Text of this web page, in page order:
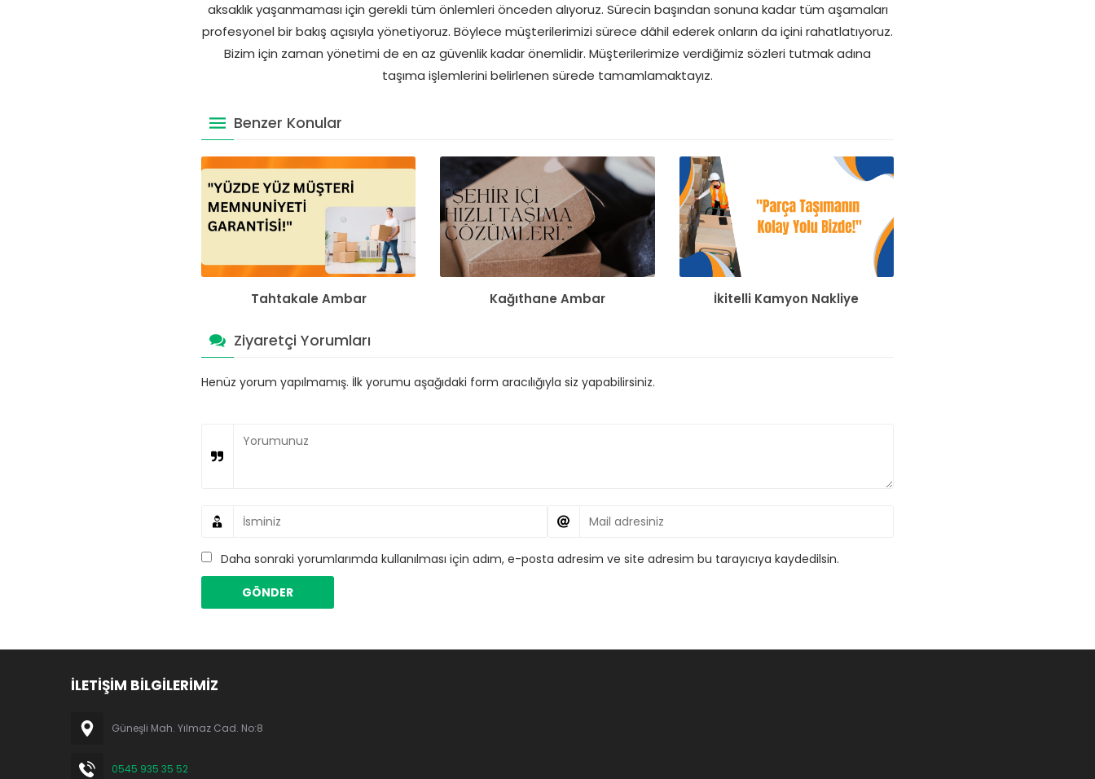
aksaklık yaşanmaması için gerekli tüm önlemleri önceden alıyoruz. Sürecin başından sonuna kadar tüm aşamaları
profesyonel bir bakış açısıyla yönetiyoruz. Böylece müşterilerimizi sürece dâhil ederek onların da içini rahatlatıyoruz.
Bizim için zaman yönetimi de en az güvenlik kadar önemlidir. Müşterilerimize verdiğimiz sözleri tutmak adına
taşıma işlemlerini belirlenen sürede tamamlamaktayız.
Benzer Konular
Tahtakale Ambar Kağıthane Ambar İkitelli Kamyon Nakliye
Ziyaretçi Yorumları
Henüz yorum yapılmamış. İlk yorumu aşağıdaki form aracılığıyla siz yapabilirsiniz.
Daha sonraki yorumlarımda kullanılması için adım, e-posta adresim ve site adresim bu tarayıcıya kaydedilsin.
İLETİŞİM BİLGİLERİMİZ
Güneşli Mah. Yılmaz Cad. No:8
0545 935 35 52